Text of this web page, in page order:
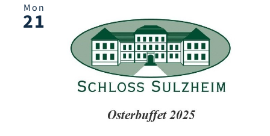
Mon
21